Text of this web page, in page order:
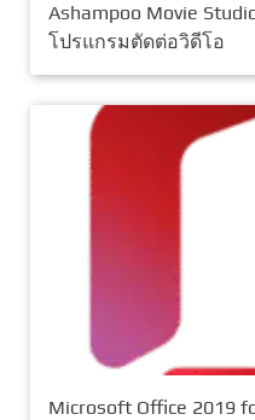
Ashampoo Movie
โปรแกรมตัดต่อวิดีโอ
Microsoft Office 2019